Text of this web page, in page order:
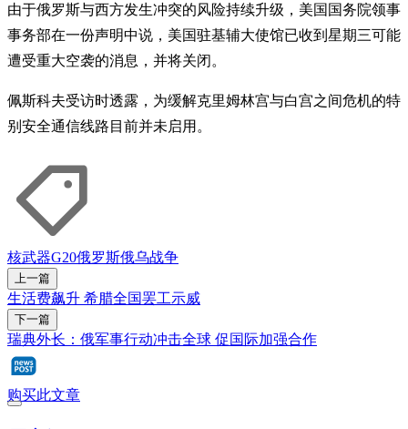
由于俄罗斯与西方发生冲突的风险持续升级，美国国务院领事
事务部在一份声明中说，美国驻基辅大使馆已收到星期三可能
遭受重大空袭的消息，并将关闭。
佩斯科夫受访时透露，为缓解克里姆林宫与白宫之间危机的特
别安全通信线路目前并未启用。
核武器G20俄罗斯俄乌战争
上一篇
生活费飙升 希腊全国罢工示威
下一篇
瑞典外长：俄军事行动冲击全球 促国际加强合作
购买此文章